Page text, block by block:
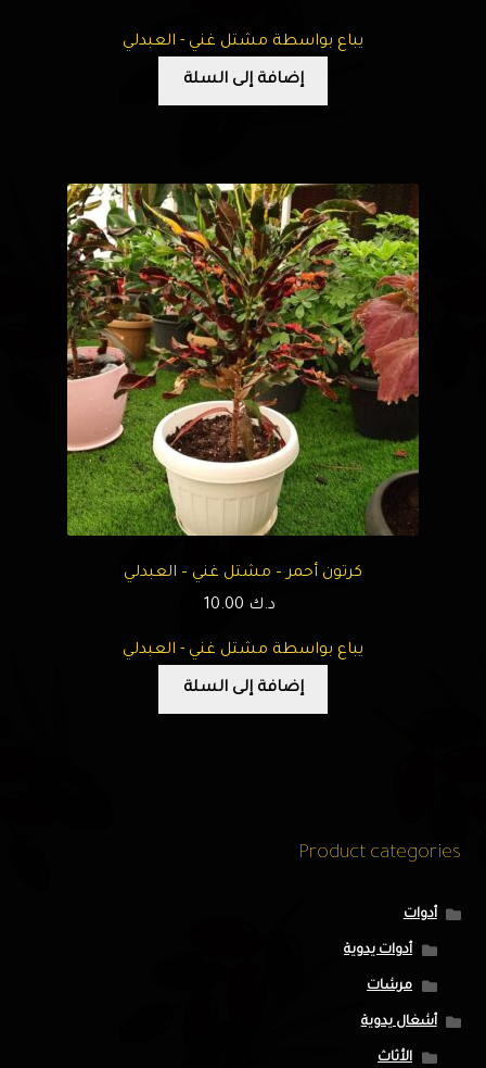
يباع بواسطة مشتل غني - العبدلي
إضافة إلى السلة
كرتون أحمر – مشتل غني – العبدلي
د.ك
يباع بواسطة مشتل غني - العبدلي
إضافة إلى السلة
Product categories
أدوات
أدوات يدوية
مرشات
أشغال يدوية
الأثاث